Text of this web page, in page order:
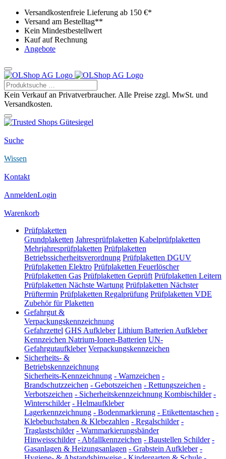
Versandkostenfreie Lieferung ab 150 €*
Versand am Bestelltag**
Kein Mindestbestellwert
Kauf auf Rechnung
Angebote
Kein Verkauf an Privatverbraucher. Alle Preise zzgl. MwSt. und
Versandkosten.
Suche
Wissen
Kontakt
AnmeldenLogin
Warenkorb
Prüfplaketten
Grundplaketten Jahresprüfplaketten Kabelprüfplaketten
Mehrjahresprüfplaketten Prüfplaketten
Betriebssicherheitsverordnung Prüfplaketten DGUV
Prüfplaketten Elektro Prüfplaketten Feuerlöscher
Prüfplaketten Gas Prüfplaketten Geprüft Prüfplaketten Leitern
Prüfplaketten Nächste Wartung Prüfplaketten Nächster
Prüftermin Prüfplaketten Regalprüfung Prüfplaketten VDE
Zubehör für Plaketten
Gefahrgut &
Verpackungskennzeichnung
Gefahrzettel GHS Aufkleber Lithium Batterien Aufkleber
Kennzeichen Natrium-Ionen-Batterien UN-
Gefahrgutaufkleber Verpackungskennzeichen
Sicherheits- &
Betriebskennzeichnung
Sicherheits-Kennzeichnung - Warnzeichen -
Brandschutzzeichen - Gebotszeichen - Rettungszeichen -
Verbotszeichen - Sicherheitskennzeichnung Kombischilder -
Winterschilder - Helmaufkleber
Lagerkennzeichnung - Bodenmarkierung - Etikettentaschen -
Klebebuchstaben & Klebezahlen - Regalschilder -
Traglastschilder - Warnmarkierungsbänder
Hinweisschilder - Abfallkennzeichen - Baustellen Schilder -
Gasanlagen & Heizungsanlagen - Grabstein Aufkleber -